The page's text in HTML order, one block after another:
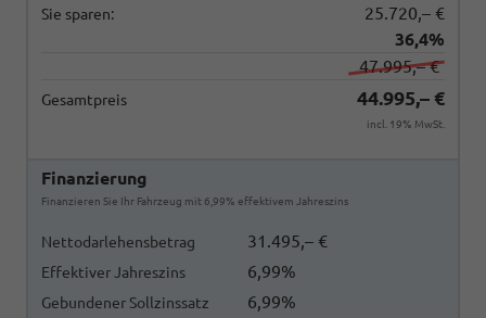
Sie sparen:
25.720,– €
36,4%
47.995,– €
Gesamtpreis 44.995,– €
incl. 19% MwSt.
Finanzierung
Finanzieren Sie Ihr Fahrzeug mit 6,99% effektivem Jahreszins
Nettodarlehensbetrag 31.495,– €
Effektiver Jahreszins 6,99%
Gebundener Sollzinssatz 6,99%